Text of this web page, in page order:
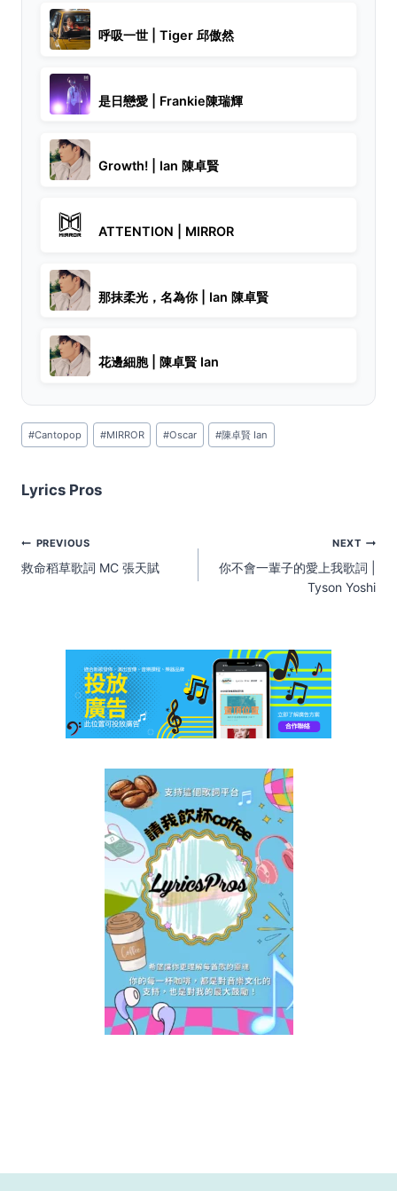
呼吸一世 | Tiger 邱傲然
是日戀愛 | Frankie陳瑞輝
Growth! | Ian 陳卓賢
ATTENTION | MIRROR
那抹柔光，名為你 | Ian 陳卓賢
花邊細胞 | 陳卓賢 Ian
Post
Tags:
#Cantopop #MIRROR #Oscar #陳卓賢 Ian
Lyrics Pros
Post
navigation
PREVIOUS
救命稻草歌詞 MC 張天賦
NEXT
你不會一輩子的愛上我歌詞 |
Tyson Yoshi